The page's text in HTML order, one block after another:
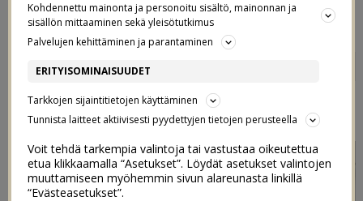
LAPSIYSTÄVÄLLINEN
RAVINTOLAKULTTUURI 2020
7/10/2020
Kohdennettu mainonta ja personoitu sisältö, mainonnan ja
sisällön mittaaminen sekä yleisötutkimus
Palvelujen kehittäminen ja parantaminen
ERITYISOMINAISUUDET
Tarkkojen sijaintitietojen käyttäminen
Tunnista laitteet aktiivisesti pyydettyjen tietojen perusteella
Voit tehdä tarkempia valintoja tai vastustaa oikeutettua
etua klikkaamalla “Asetukset”. Löydät asetukset valintojen
muuttamiseen myöhemmin sivun alareunasta linkillä
“Evästeasetukset”.